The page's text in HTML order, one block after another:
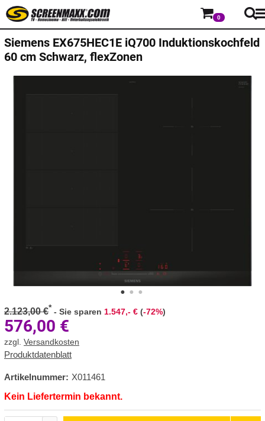
0
Siemens EX675HEC1E iQ700 Induktionskochfeld
60 cm Schwarz, flexZonen
2.123,00 €* - Sie sparen 1.547,- € (-72%)
576,00 €
zzgl. Versandkosten
Produktdatenblatt
Artikelnummer: X011461
Kein Liefertermin bekannt.